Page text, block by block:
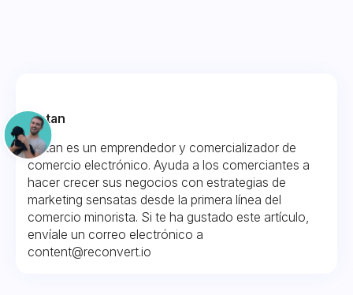
Fintan
Fintan es un emprendedor y comercializador de
comercio electrónico. Ayuda a los comerciantes a
hacer crecer sus negocios con estrategias de
marketing sensatas desde la primera línea del
comercio minorista. Si te ha gustado este artículo,
envíale un correo electrónico a
content@reconvert.io